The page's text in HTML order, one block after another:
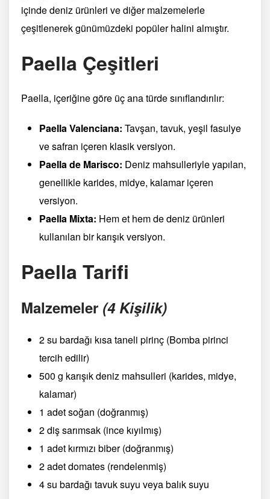
içinde deniz ürünleri ve diğer malzemelerle
çeşitlenerek günümüzdeki popüler halini almıştır.
Paella Çeşitleri
Paella, içeriğine göre üç ana türde sınıflandırılır:
Paella Valenciana: Tavşan, tavuk, yeşil fasulye
ve safran içeren klasik versiyon.
Paella de Marisco: Deniz mahsulleriyle yapılan,
genellikle karides, midye, kalamar içeren
versiyon.
Paella Mixta: Hem et hem de deniz ürünleri
kullanılan bir karışık versiyon.
Paella Tarifi
Malzemeler (4 Kişilik)
2 su bardağı kısa taneli pirinç (Bomba pirinci
tercih edilir)
500 g karışık deniz mahsulleri (karides, midye,
kalamar)
1 adet soğan (doğranmış)
2 diş sarımsak (ince kıyılmış)
1 adet kırmızı biber (doğranmış)
2 adet domates (rendelenmiş)
4 su bardağı tavuk suyu veya balık suyu